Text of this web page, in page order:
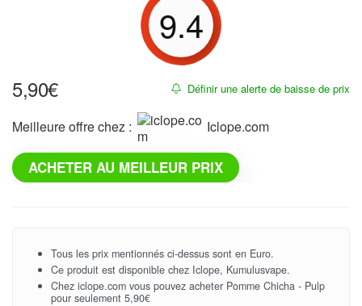
9.4
Définir une alerte de baisse de prix
5,90€
Meilleure offre chez : iclope.com
ACHETER AU MEILLEUR PRIX
Tous les prix mentionnés ci-dessus sont en Euro.
Ce produit est disponible chez Iclope, Kumulusvape.
Chez iclope.com vous pouvez acheter Pomme Chicha - Pulp
pour seulement 5,90€